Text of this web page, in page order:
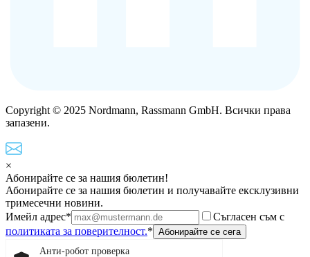
Copyright © 2025 Nordmann, Rassmann GmbH. Всички права
запазени.
×
Абонирайте се за нашия бюлетин!
Абонирайте се за нашия бюлетин и получавайте ексклузивни
тримесечни новини.
Имейл адрес*
Съгласен съм с
политиката за поверителност.*
Анти-робот проверка